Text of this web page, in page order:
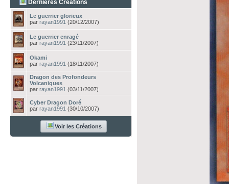
Dernières Créations
Le guerrier glorieux
par rayan1991 (20/12/2007)
Le guerrier enragé
par rayan1991 (23/11/2007)
Okami
par rayan1991 (18/11/2007)
Dragon des Profondeurs
Volcaniques
par rayan1991 (03/11/2007)
Cyber Dragon Doré
par rayan1991 (30/10/2007)
Voir les Créations